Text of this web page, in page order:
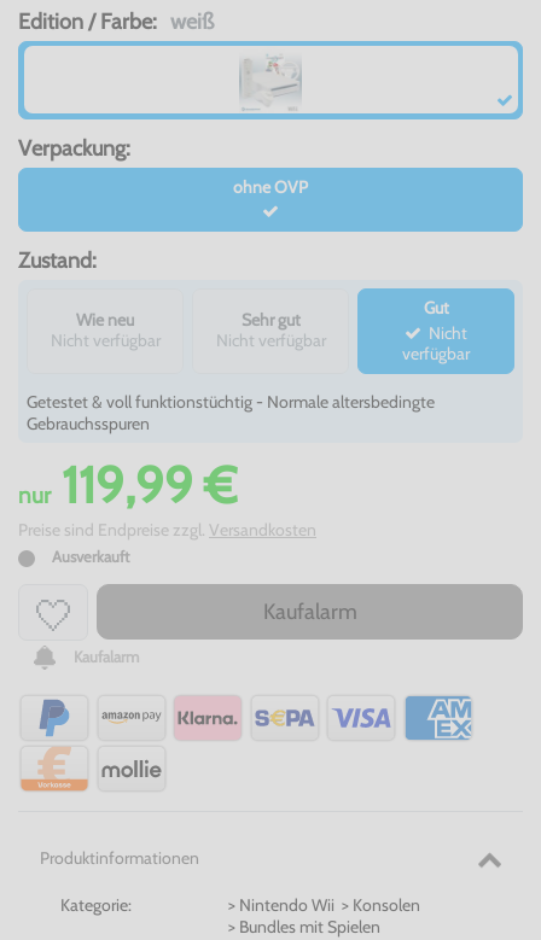
Edition / Farbe: weiß
Verpackung:
ohne OVP
Zustand:
Wie neu
Nicht verfügbar
Sehr gut
Nicht verfügbar
Gut
verfügbar
Getestet & voll funktionstüchtig - Normale altersbedingte
Gebrauchsspuren
nur119,99 €
Preise sind Endpreise zzgl. Versandkosten
Ausverkauft
Kaufalarm
Kaufalarm
Produktinformationen
Kategorie:
> Nintendo Wii > Konsolen
> Bundles mit Spielen